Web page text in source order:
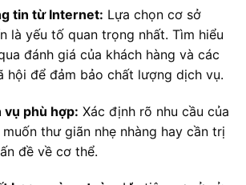
tin từ Internet: Lựa chọn cơ sở
là yếu tố quan trọng nhất. Tìm hiểu
đánh giá của khách hàng và các
hội để đảm bảo chất lượng dịch vụ.
vụ phù hợp: Xác định rõ nhu cầu của
muốn thư giãn nhẹ nhàng hay cần trị
đề về cơ thể.